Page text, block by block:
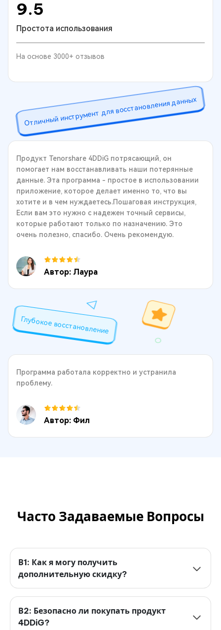
9.5
Простота использования
На основе 3000+ отзывов
Отличный инструмент для восстановления данных
Продукт Tenorshare 4DDiG потрясающий, он
помогает нам восстанавливать наши потерянные
данные. Эта программа - простое в использовании
приложение, которое делает именно то, что вы
хотите и в чем нуждаетесь.Пошаговая инструкция,
Если вам это нужно с надежен точный сервисы,
которые работают только по назначению. Это
очень полезно, спасибо. Очень рекомендую.
Автор: Лаура
Глубокое восстановление
Программа работала корректно и устранила
проблему.
Автор: Фил
Часто Задаваемые Вопросы
В1: Как я могу получить
дополнительную скидку?
В2: Безопасно ли покупать продукт
4DDiG?